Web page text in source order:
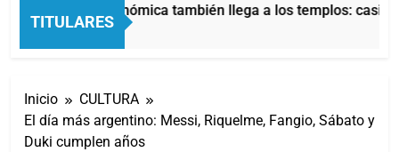
TITULARES
La crisis económica también llega a los templos: casi la
3 Horas Atrás
Inicio
CULTURA
El día más argentino: Messi, Riquelme, Fangio, Sábato y
Duki cumplen años